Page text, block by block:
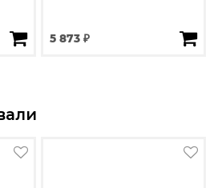
5 873 ₽